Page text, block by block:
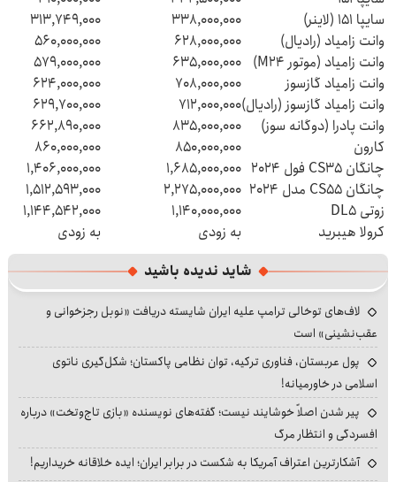
سایپا 151 (لاینر)
338,000,000
313,749,000
وانت زامیاد (رادیال)
628,000,000
560,000,000
وانت زامیاد (موتور M24)
635,000,000
579,000,000
وانت زامیاد گازسوز
708,000,000
624,000,000
وانت زامیاد گازسوز (رادیال)712,000,000
629,700,000
وانت پادرا (دوگانه سوز)
835,000,000
662,890,000
کارون
850,000,000
860,000,000
چانگان CS35 فول 2024
1,685,000,000
1,406,000,000
چانگان CS55 مدل 2024
2,275,000,000
1,512,593,000
زوتی DL5
1,140,000,000
1,144,542,000
کرولا هیبرید
به زودی
به زودی
شاید ندیده باشید
لاف‌های توخالی ترامپ علیه ایران شایسته دریافت «نوبل رجزخوانی و
عقب‌نشینی» است
پول عربستان، فناوری ترکیه، توان نظامی پاکستان؛ شکل‌گیری ناتوی
اسلامی در خاورمیانه!
پیر شدن اصلاً خوشایند نیست؛ گفته‌های نویسنده «بازی تاج‌وتخت» درباره
افسردگی و انتظار مرگ
آشکارترین اعتراف آمریکا به شکست در برابر ایران؛ ایده خلاقانه خریداریم!